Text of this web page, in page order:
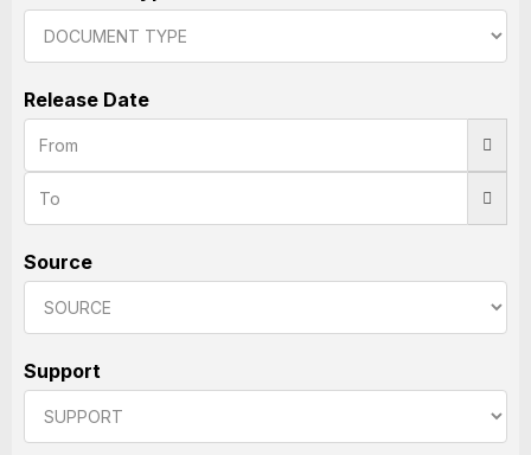
Release Date
Source
Support